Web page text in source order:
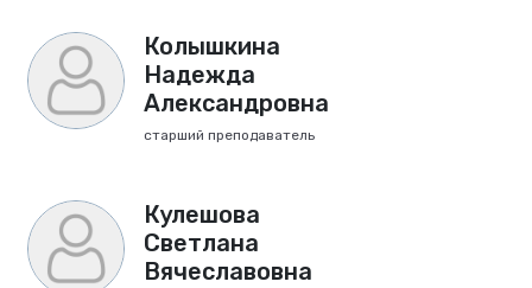
Колышкина
Надежда
Александровна
старший преподаватель
Кулешова
Светлана
Вячеславовна